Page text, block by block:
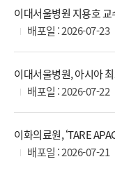
배포일 : 2026-07-23
이대서울병원, 아시아
배포일 : 2026-07-22
배포일 : 2026-07-21